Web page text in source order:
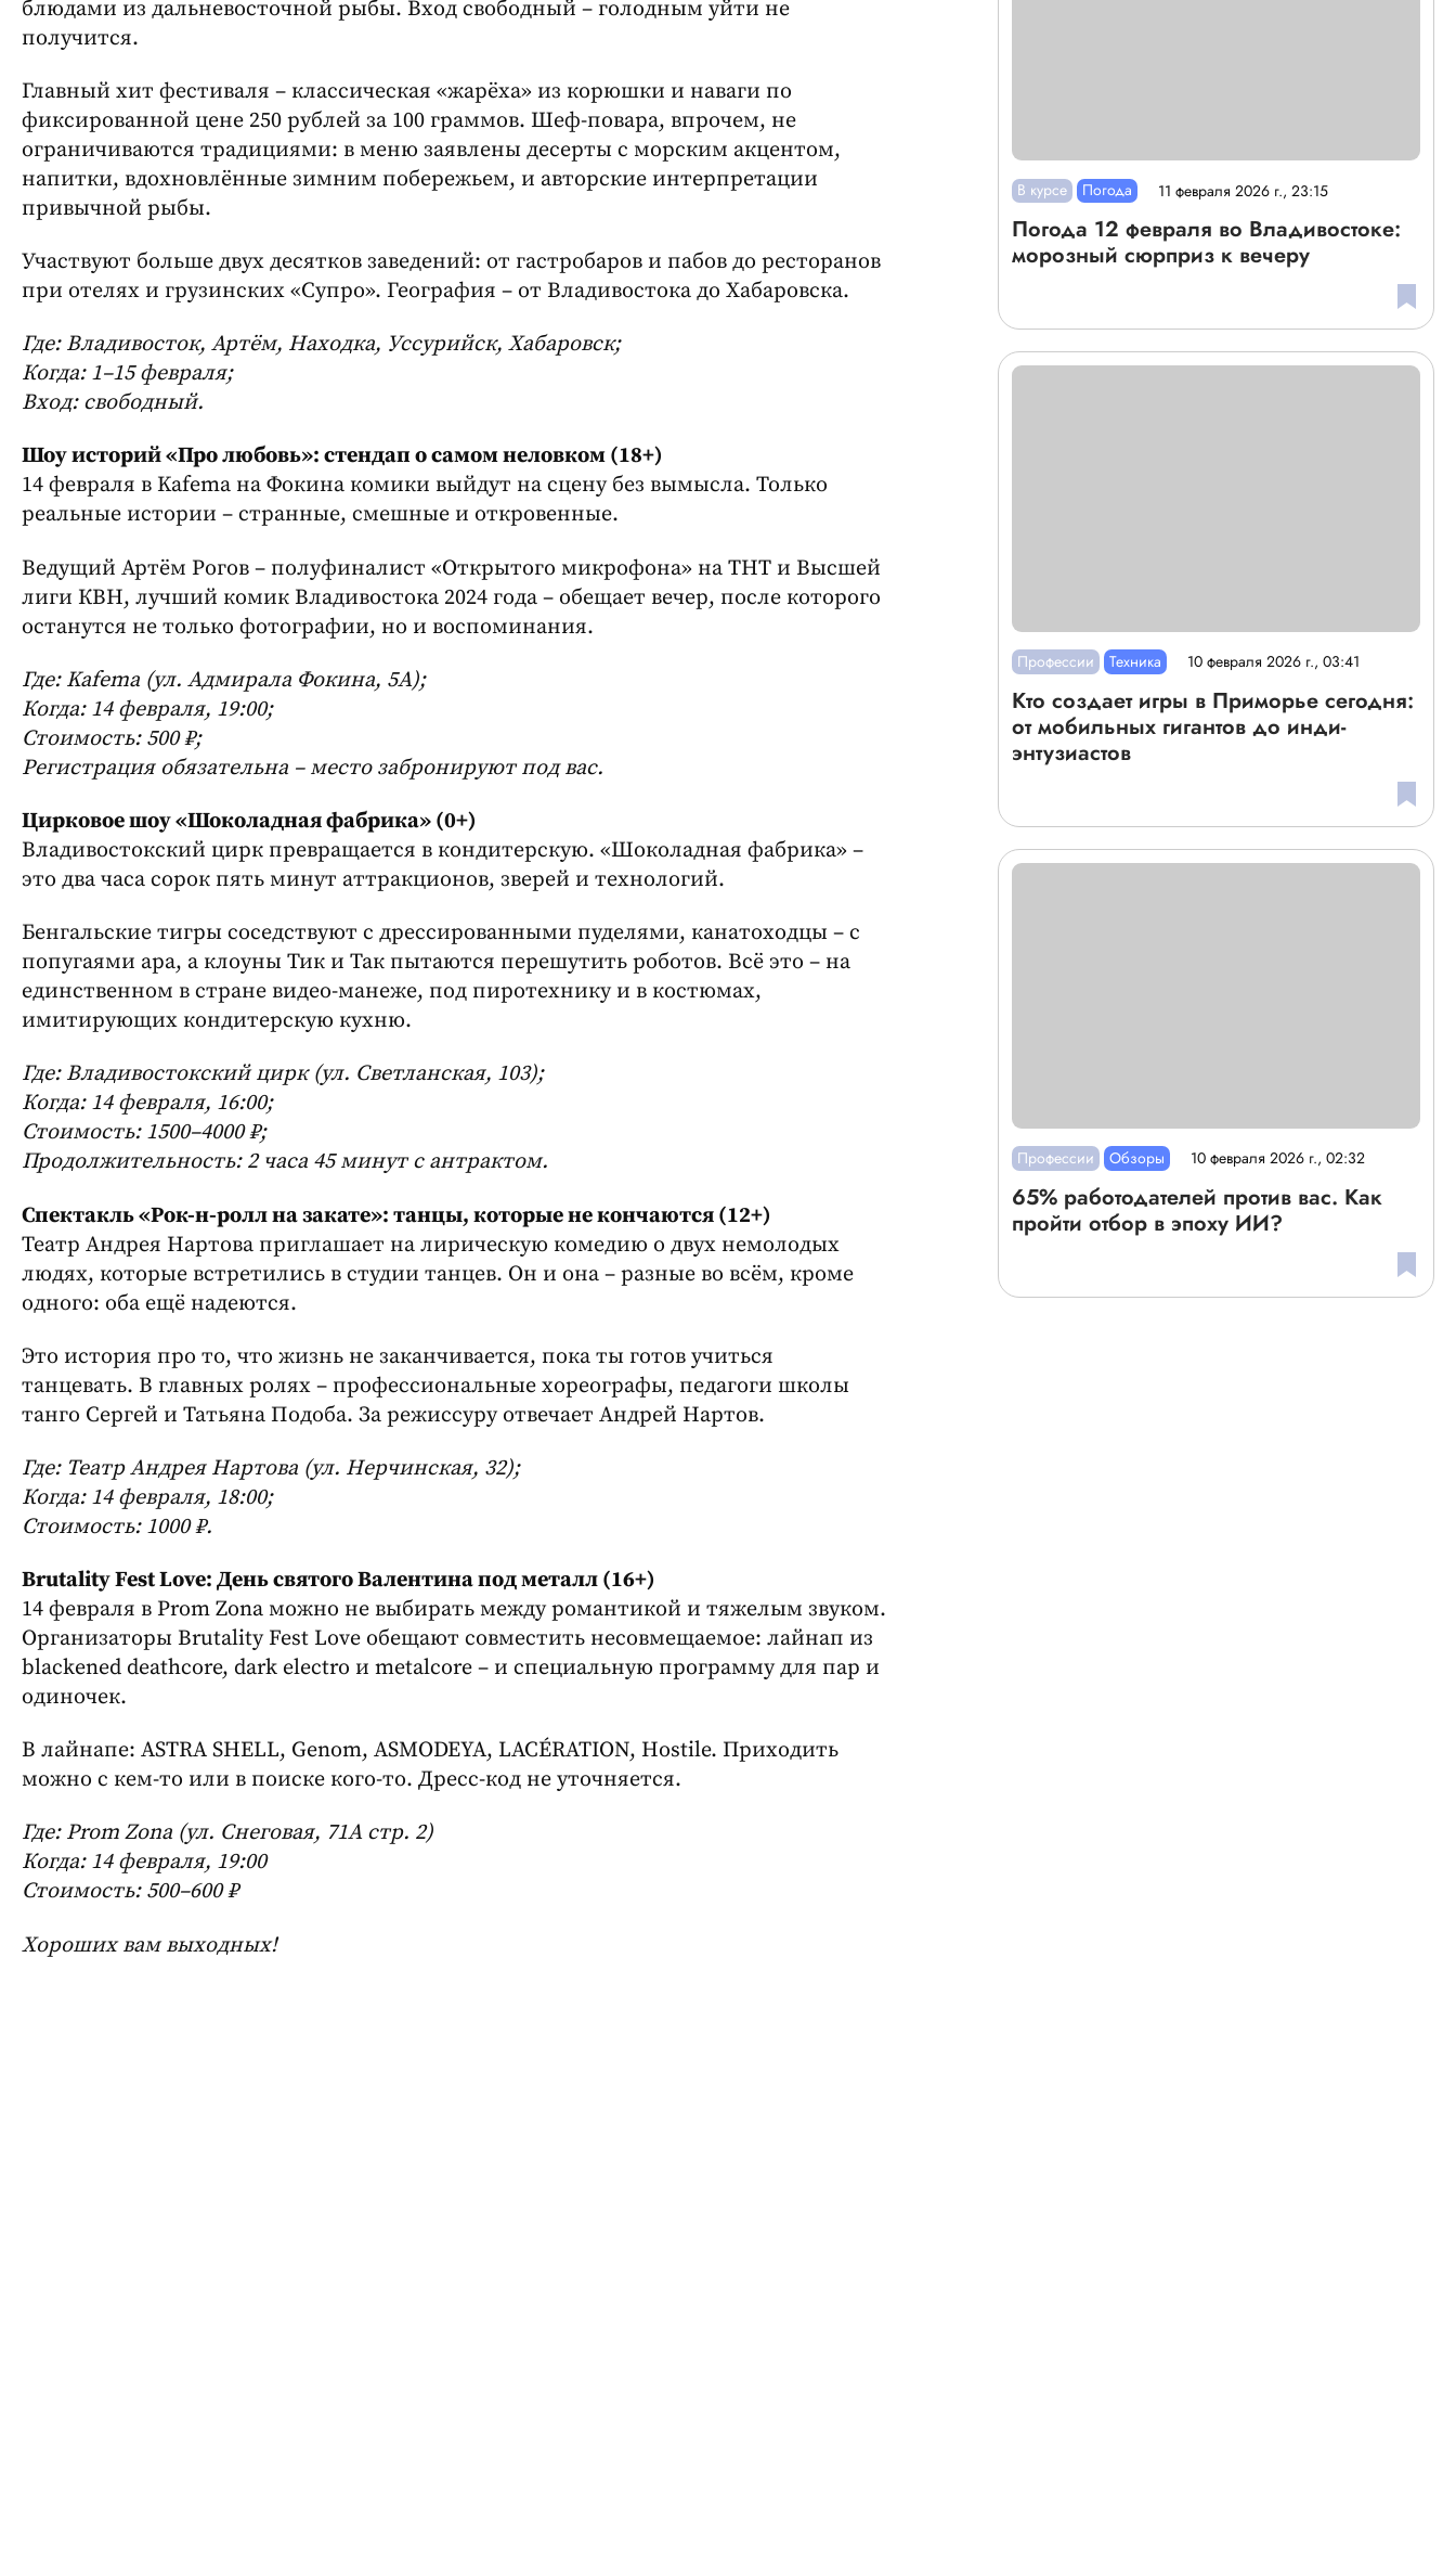
блюдами из дальневосточной рыбы. Вход свободный – голодным уйти не
получится.
Главный хит фестиваля – классическая «жарёха» из корюшки и наваги по
фиксированной цене 250 рублей за 100 граммов. Шеф-повара, впрочем, не
ограничиваются традициями: в меню заявлены десерты с морским акцентом,
напитки, вдохновлённые зимним побережьем, и авторские интерпретации
привычной рыбы.
Участвуют больше двух десятков заведений: от гастробаров и пабов до ресторанов
при отелях и грузинских «Супро». География – от Владивостока до Хабаровска.
Где: Владивосток, Артём, Находка, Уссурийск, Хабаровск;
Когда: 1–15 февраля;
Вход: свободный.
Шоу историй «Про любовь»: стендап о самом неловком (18+)
14 февраля в Kafema на Фокина комики выйдут на сцену без вымысла. Только
реальные истории – странные, смешные и откровенные.
Ведущий Артём Рогов – полуфиналист «Открытого микрофона» на ТНТ и Высшей
лиги КВН, лучший комик Владивостока 2024 года – обещает вечер, после которого
останутся не только фотографии, но и воспоминания.
Где: Kafema (ул. Адмирала Фокина, 5А);
Когда: 14 февраля, 19:00;
Стоимость: 500 ₽;
Регистрация обязательна – место забронируют под вас.
Цирковое шоу «Шоколадная фабрика» (0+)
Владивостокский цирк превращается в кондитерскую. «Шоколадная фабрика» –
это два часа сорок пять минут аттракционов, зверей и технологий.
Бенгальские тигры соседствуют с дрессированными пуделями, канатоходцы – с
попугаями ара, а клоуны Тик и Так пытаются перешутить роботов. Всё это – на
единственном в стране видео-манеже, под пиротехнику и в костюмах,
имитирующих кондитерскую кухню.
Где: Владивостокский цирк (ул. Светланская, 103);
Когда: 14 февраля, 16:00;
Стоимость: 1500–4000 ₽;
Продолжительность: 2 часа 45 минут с антрактом.
Спектакль «Рок-н-ролл на закате»: танцы, которые не кончаются (12+)
Театр Андрея Нартова приглашает на лирическую комедию о двух немолодых
людях, которые встретились в студии танцев. Он и она – разные во всём, кроме
одного: оба ещё надеются.
Это история про то, что жизнь не заканчивается, пока ты готов учиться
танцевать. В главных ролях – профессиональные хореографы, педагоги школы
танго Сергей и Татьяна Подоба. За режиссуру отвечает Андрей Нартов.
Где: Театр Андрея Нартова (ул. Нерчинская, 32);
Когда: 14 февраля, 18:00;
Стоимость: 1000 ₽.
Brutality Fest Love: День святого Валентина под металл (16+)
14 февраля в Prom Zona можно не выбирать между романтикой и тяжелым звуком.
Организаторы Brutality Fest Love обещают совместить несовмещаемое: лайнап из
blackened deathcore, dark electro и metalcore – и специальную программу для пар и
одиночек.
В лайнапе: ASTRA SHELL, Genom, ASMODEYA, LACÉRATION, Hostile. Приходить
можно с кем-то или в поиске кого-то. Дресс-код не уточняется.
Где: Prom Zona (ул. Снеговая, 71А стр. 2)
Когда: 14 февраля, 19:00
Стоимость: 500–600 ₽
Хороших вам выходных!
В курсе Погода 11 февраля 2026 г., 23:15
Погода 12 февраля во Владивостоке:
морозный сюрприз к вечеру
Профессии Техника 10 февраля 2026 г., 03:41
Кто создает игры в Приморье сегодня:
от мобильных гигантов до инди-
энтузиастов
Профессии Обзоры 10 февраля 2026 г., 02:32
65% работодателей против вас. Как
пройти отбор в эпоху ИИ?